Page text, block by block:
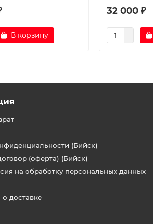
В корзину
32 000 ₽
(Бийск)
(оферта) (Бийск)
на обработку персональных данных
доставке